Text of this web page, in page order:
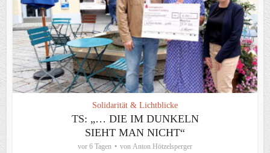
Solidarität & Lichtblicke
TS: „… DIE IM DUNKELN
SIEHT MAN NICHT“
vor 6 Tagen von Anton Hötzelsperger